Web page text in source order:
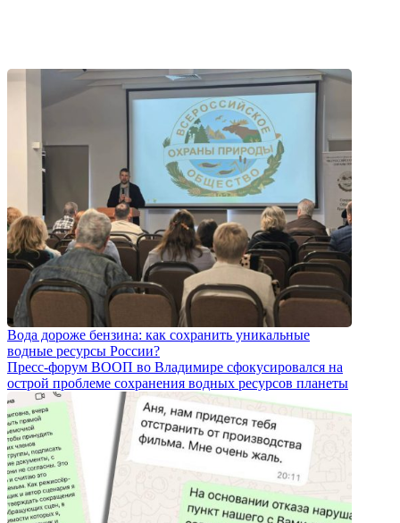
Вода дороже бензина: как сохранить уникальные
водные ресурсы России?
Пресс-форум ВООП во Владимире сфокусировался на
острой проблеме сохранения водных ресурсов планеты